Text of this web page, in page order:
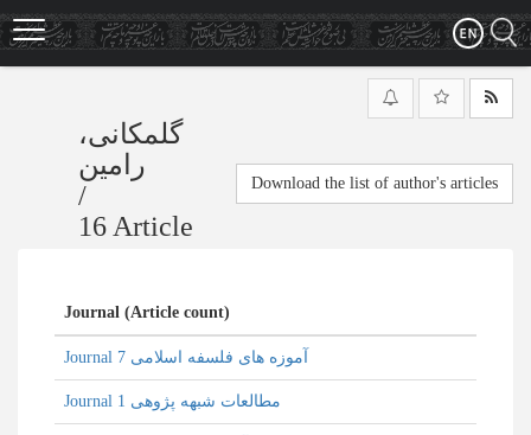
Skip
to
گلمکانی،
رامین
/
16 Article
Download the list of author's articles
Journal (Article count)
Journal آموزه های فلسفه اسلامی 7
Journal مطالعات شبهه‌ پژوهی 1